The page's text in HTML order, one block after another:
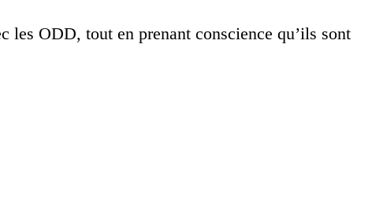
les ODD, tout en prenant conscience qu’ils sont